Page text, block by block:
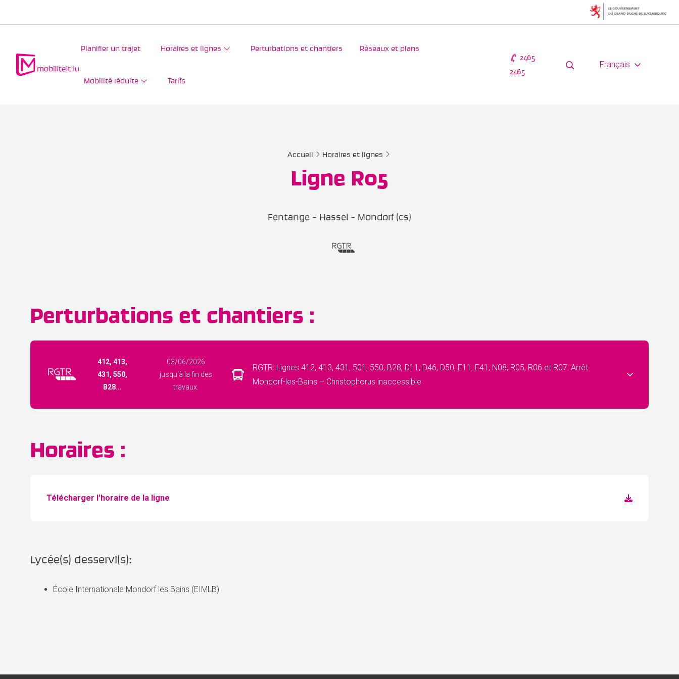
Planifier un trajet Horaires et lignes Perturbations et chantiers Réseaux et plans
Mobilité réduite Tarifs
2465
2465
Français
Accueil Horaires et lignes
Ligne R05
Fentange - Hassel - Mondorf (cs)
Perturbations et chantiers :
412, 413,
431, 550,
B28...
03/06/2026
jusqu'à la fin des
travaux.
RGTR: Lignes 412, 413, 431, 501, 550, B28, D11, D46, D50, E11, E41, N08, R05, R06 et R07: Arrêt
Mondorf-les-Bains – Christophorus inaccessible
Horaires :
Télécharger l'horaire de la ligne
Lycée(s) desservi(s):
École Internationale Mondorf les Bains (EIMLB)